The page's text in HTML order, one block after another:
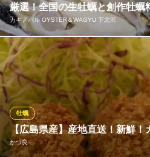
厳選！全国の生牡蠣と創作牡蠣
カキノバル OYSTER＆WAGYU 下北沢
全国から旬の生牡蠣を常時10種以
た大粒のオリジナルブランド牡蠣「
の味の違いを楽しむ盛り合わせが人
ら、熱々の溶岩グラタンやアラビア
にご用意しています。
カキノバル OYSTER＆WAGYU
絶品牡蠣＆黒毛和牛
【広島県産】産地直送！新鮮！
かつ良
牡蠣